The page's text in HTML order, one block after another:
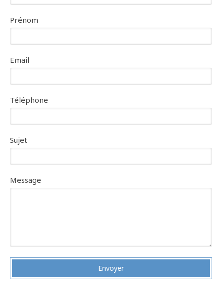
Prénom
Email
Téléphone
Sujet
Message
Envoyer